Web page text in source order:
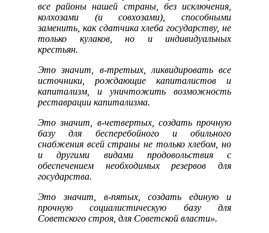
все районы нашей страны, без исключения,
колхозами (и совхозами), способными
заменить, как сдатчика хлеба государству, не
только кулаков, но и индивидуальных
крестьян.
Это значит, в-третьих, ликвидировать все
источники, рождающие капиталистов и
капитализм, и уничтожить возможность
реставрации капитализма.
Это значит, в-четвертых, создать прочную
базу для бесперебойного и обильного
снабжения всей страны не только хлебом, но
и другими видами продовольствия с
обеспечением необходимых резервов для
государства.
Это значит, в-пятых, создать единую и
прочную социалистическую базу для
Советского строя, для Советской власти».